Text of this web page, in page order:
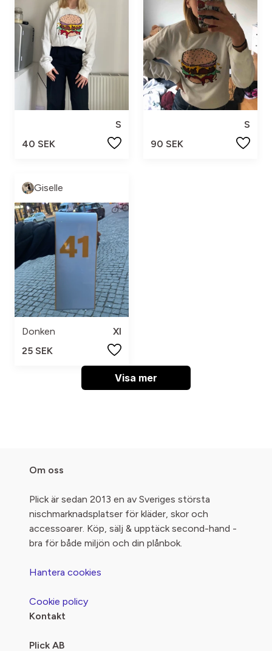
S
40 SEK
S
90 SEK
Giselle
Donken
Xl
25 SEK
Visa mer
Om oss
Plick är sedan 2013 en av Sveriges största
nischmarknadsplatser för kläder, skor och
accessoarer. Köp, sälj & upptäck second-hand -
bra för både miljön och din plånbok.
Hantera cookies
Cookie policy
Kontakt
Plick AB